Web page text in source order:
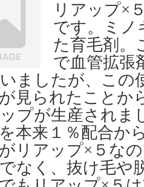
リアップ×
です。ミノ
た育毛剤。
で血管拡張
ましたが、この
見られたことか
プが生産されま
本来１％配合か
リアップ×５な
なく、抜け毛や